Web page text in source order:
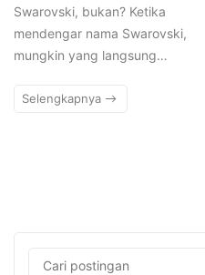
Swarovski, bukan? Ketika
mendengar nama Swarovski,
mungkin yang langsung…
Selengkapnya